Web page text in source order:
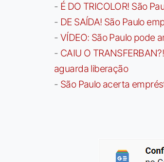
- É DO TRICOLOR! São
- DE SAÍDA! São Paulo
- VÍDEO: São Paulo pode
- CAIU O
aguarda liberação
- São Paulo acerta